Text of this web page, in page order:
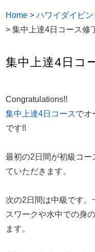
Home >ハワイダイビ
>集中上達4日コース修
集中上達4日コ
Congratulations!!
集中上達4日コースでオ
です!!
最初の2日間が初級コー
ていただきます。
次の2日間は中級です
スワークや水中での身
ます。